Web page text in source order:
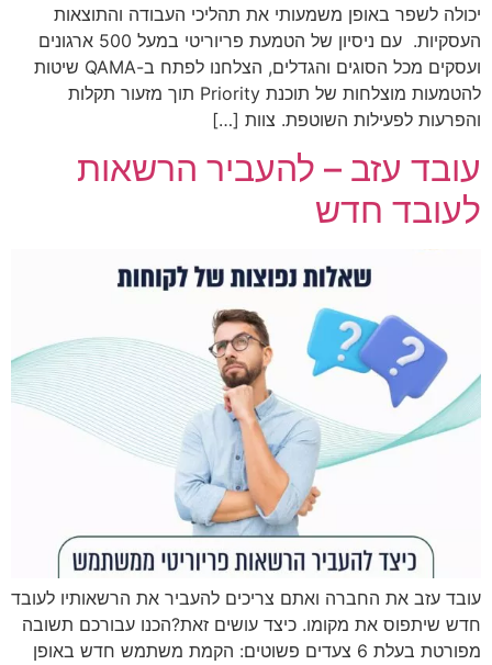
יכולה לשפר באופן משמעותי את תהליכי העבודה והתוצאות
העסקיות. עם ניסיון של הטמעת פריוריטי במעל 500 ארגונים
ועסקים מכל הסוגים והגדלים, הצלחנו לפתח ב-QAMA שיטות
להטמעות מוצלחות של תוכנת Priority תוך מזעור תקלות
והפרעות לפעילות השוטפת. צוות […]
עובד עזב – להעביר הרשאות
לעובד חדש
עובד עזב את החברה ואתם צריכים להעביר את הרשאותיו לעובד
חדש שיתפוס את מקומו. כיצד עושים זאת?הכנו עבורכם תשובה
מפורטת בעלת 6 צעדים פשוטים: הקמת משתמש חדש באופן